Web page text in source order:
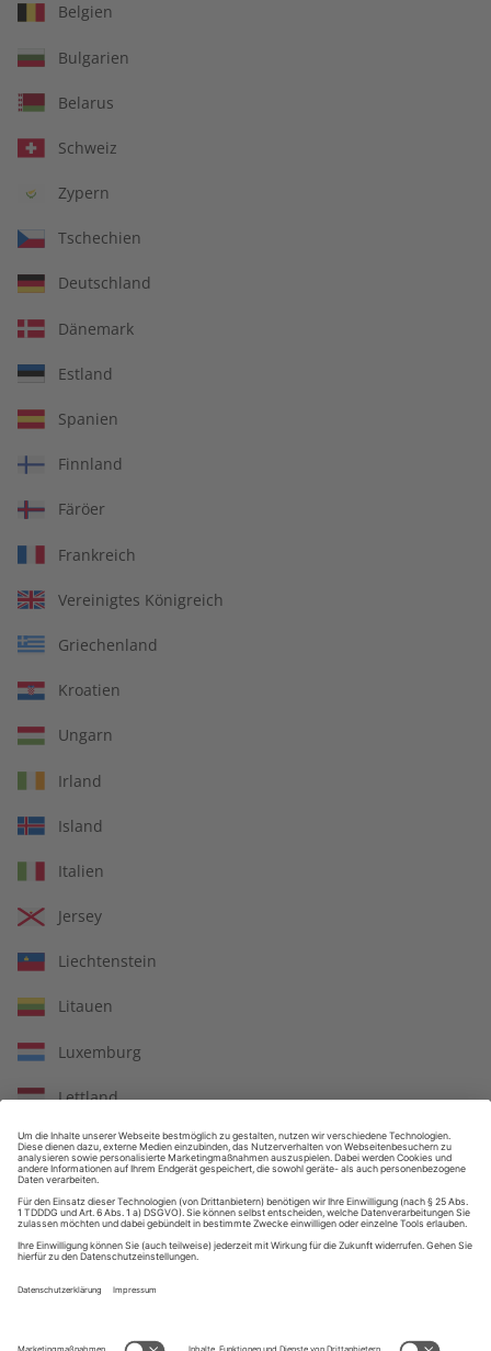
Deutsch perfekt eMagazine
09/2025
Direkt verfügbar
Deutsch perfekt eMagazine 09/2025
Verkauf durch
In jeder Ausgabe spannende Einblicke und aktuelle Berichte
Großer Sprachteil mit Grammatik- und Wortschatzübungen
ZAHLUNGSARTEN
Belgien
Bulgarien
Belarus
Schweiz
Zypern
Tschechien
Deutschland
Dänemark
Estland
Spanien
Finnland
Färöer
Frankreich
Vereinigtes Königreich
Griechenland
Kroatien
Ungarn
Irland
Island
Italien
Jersey
Liechtenstein
Litauen
Luxemburg
Lettland
Monaco
Republik Moldau
Nordmazedonien